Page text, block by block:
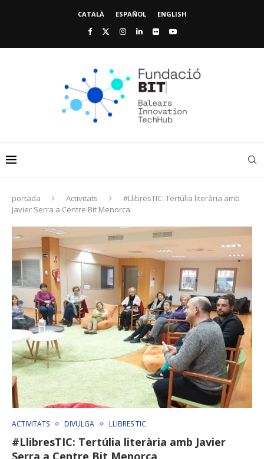
CATALÀ ESPAÑOL ENGLISH
portada Activitats
#LlibresTIC: Tertúlia literària amb
Javier Serra a Centre Bit Menorca
ACTIVITATS DIVULGA LLIBRES TIC
#LlibresTIC: Tertúlia literària amb Javier
Serra a Centre Bit Menorca